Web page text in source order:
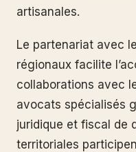
artisanales.
Le partenariat avec
régionaux facilite
collaborations avec
avocats spécialisés
juridique et fiscal de
territoriales